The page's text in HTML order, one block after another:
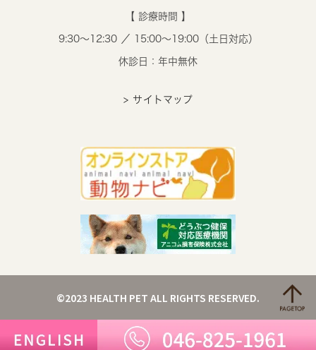
【 診療時間 】
9:30～12:30 ／ 15:00～19:00（土日対応）
休診日：年中無休
> サイトマップ
©2023 HEALTH PET ALL RIGHTS RESERVED.